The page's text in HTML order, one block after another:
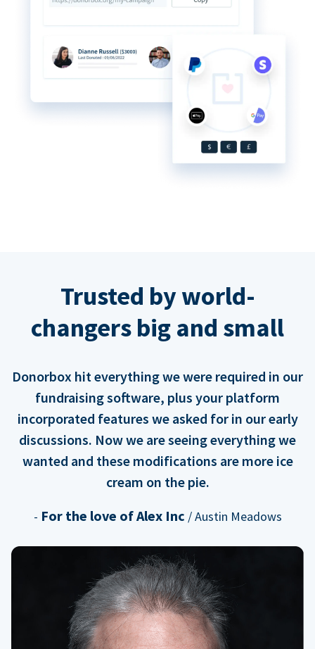
Trusted by world-
changers big and small
Donorbox hit everything we were required in our
fundraising software, plus your platform
incorporated features we asked for in our early
discussions. Now we are seeing everything we
wanted and these modifications are more ice
cream on the pie.
- For the love of Alex Inc / Austin Meadows